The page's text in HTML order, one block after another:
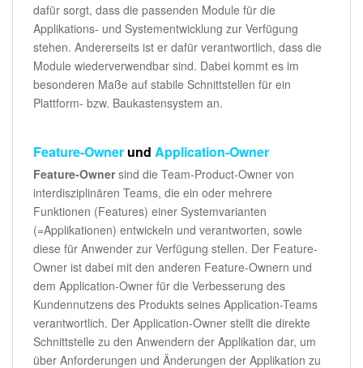
dafür sorgt, dass die passenden Module für die
Applikations- und Systementwicklung zur Verfügung
stehen. Andererseits ist er dafür verantwortlich, dass die
Module wiederverwendbar sind. Dabei kommt es im
besonderen Maße auf stabile Schnittstellen für ein
Plattform- bzw. Baukastensystem an.
Feature-Owner und Application-Owner
Feature-Ownersind die Team-Product-Owner von
interdisziplinären Teams, die ein oder mehrere
Funktionen (Features) einer Systemvarianten
(=Applikationen) entwickeln und verantworten, sowie
diese für Anwender zur Verfügung stellen. Der Feature-
Owner ist dabei mit den anderen Feature-Ownern und
dem Application-Owner für die Verbesserung des
Kundennutzens des Produkts seines Application-Teams
verantwortlich. Der Application-Owner stellt die direkte
Schnittstelle zu den Anwendern der Applikation dar, um
über Anforderungen und Änderungen der Applikation zu